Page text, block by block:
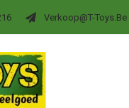
Verkoop@t-Toys.be